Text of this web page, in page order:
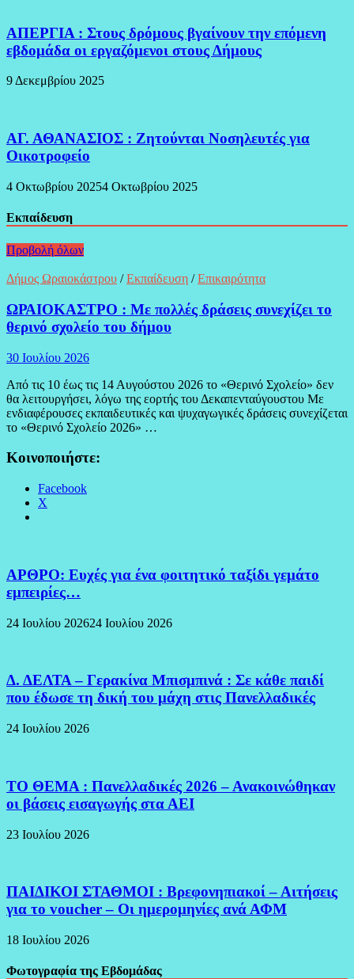
ΑΠΕΡΓΙΑ : Στους δρόμους βγαίνουν την επόμενη
εβδομάδα οι εργαζόμενοι στους Δήμους
9 Δεκεμβρίου 2025
ΑΓ. ΑΘΑΝΑΣΙΟΣ : Ζητούνται Νοσηλευτές για
Οικοτροφείο
4 Οκτωβρίου 20254 Οκτωβρίου 2025
Εκπαίδευση
Προβολή όλων
Δήμος Ωραιοκάστρου /Εκπαίδευση /Επικαιρότητα
ΩΡΑΙΟΚΑΣΤΡΟ : Με πολλές δράσεις συνεχίζει το
θερινό σχολείο του δήμου
30 Ιουλίου 2026
Από τις 10 έως τις 14 Αυγούστου 2026 το «Θερινό Σχολείο» δεν
θα λειτουργήσει, λόγω της εορτής του Δεκαπενταύγουστου Με
ενδιαφέρουσες εκπαιδευτικές και ψυχαγωγικές δράσεις συνεχίζεται
το «Θερινό Σχολείο 2026» …
Κοινοποιήστε:
Facebook
X
ΑΡΘΡΟ: Ευχές για ένα φοιτητικό ταξίδι γεμάτο
εμπειρίες…
24 Ιουλίου 202624 Ιουλίου 2026
Δ. ΔΕΛΤΑ – Γερακίνα Μπισμπινά : Σε κάθε παιδί
που έδωσε τη δική του μάχη στις Πανελλαδικές
24 Ιουλίου 2026
ΤΟ ΘΕΜΑ : Πανελλαδικές 2026 – Ανακοινώθηκαν
οι βάσεις εισαγωγής στα ΑΕΙ
23 Ιουλίου 2026
ΠΑΙΔΙΚΟΙ ΣΤΑΘΜΟΙ : Βρεφονηπιακοί – Αιτήσεις
για το voucher – Οι ημερομηνίες ανά ΑΦΜ
18 Ιουλίου 2026
Φωτογραφία της Εβδομάδας